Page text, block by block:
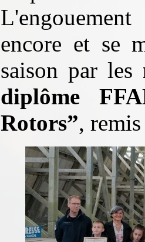
encore et se
saison par les
diplôme
Rotors”,